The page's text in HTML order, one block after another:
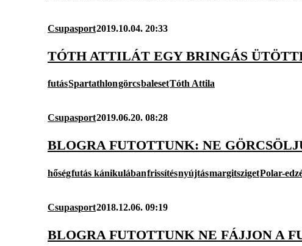
Csupasport2019.10.04. 20:33
TÓTH ATTILÁT EGY BRINGÁS
futásSpartathlongörcsbalesetTóth Attila
Csupasport2019.06.20. 08:28
BLOGRA FUTOTTUNK: NE
hőségfutás kánikulábanfrissítésnyújtásmargitszigetPolar-
Csupasport2018.12.06. 09:19
BLOGRA FUTOTTUNK NE FÁJJON A